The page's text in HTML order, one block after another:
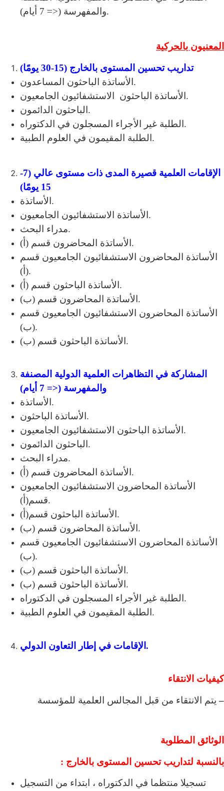
والمفهرسة (<= 7 أيام).
المعنيون بالحركية
تداريب تحسين المستوى بالخارج (15-30 يومًا)
الأساتذة الباحثون المساعدون.
الأساتذة الباحثون الاستشفائيون الجامعيون.
الباحثون الدائمون.
الطلبة غير الأجراء المسجلون في الدكتوراه.
الطلبة المقيمون في العلوم الطبية.
الإقامات العلمية قصيرة المدى ذات مستوى عالي (7-
15 يومًا)
الأساتذة.
الأساتذة الاستشفائيون الجامعيون.
مدراء البحث.
الأساتذة المحاضرون قسم (أ).
الأساتذة المحاضرون الاستشفائيون الجامعيون قسم
(أ).
الأساتذة الباحثون قسم (أ).
الأساتذة المحاضرون قسم (ب).
الأساتذة المحاضرون الاستشفائيون الجامعيون قسم
(ب).
الأساتذة الباحثون قسم (ب).
المشاركة في التظاهرات العلمية الدولية المصنفة
والمفهرسة (<= 7 أيام)
الأساتذة.
الأساتذة الباحثون.
الأساتذة الباحثون الاستشفائيون الجامعيون.
الباحثون الدائمون.
مدراء البحث.
الأساتذة المحاضرون قسم (أ).
الأساتذة المحاضرون الاستشفائيون الجامعيون
قسم(أ).
الأساتذة الباحثون قسم(أ).
الأساتذة المحاضرون قسم (ب).
الأساتذة المحاضرون الاستشفائيون الجامعيون قسم
(ب).
الأساتذة الباحثون قسم (ب).
الأساتذة الباحثون قسم (ب).
الطلبة غير الأجراء المسجلون في الدكتوراه.
الطلبة المقيمون في العلوم الطبية.
الإقامات في إطار التعاون الدولي.
كيفيات الانتقاء
– يتم الانتقاء من قبل المجالس العلمية للمؤسسة
الوثائق المطلوبة
بالنسبة لتداريب تحسين المستوى بالخارج :
تسجيلا منتظما في الدكتوراه ، ابتداء من التسجيل